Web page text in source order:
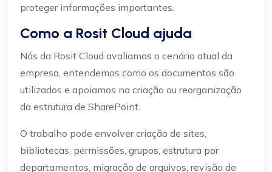
proteger informações importantes.
Como a Rosit Cloud ajuda
Nós da Rosit Cloud avaliamos o cenário atual da
empresa, entendemos como os documentos são
utilizados e apoiamos na criação ou reorganização
da estrutura de SharePoint.
O trabalho pode envolver criação de sites,
bibliotecas, permissões, grupos, estrutura por
departamentos, migração de arquivos, revisão de